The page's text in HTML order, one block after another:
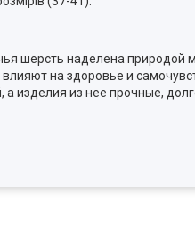
наделена природой
на здоровье и
изделия из нее прочные,